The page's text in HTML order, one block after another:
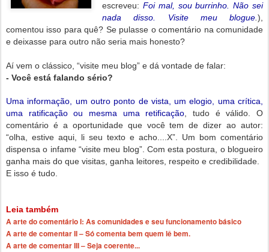
escreveu: Foi mal, sou burrinho. Não sei
nada disso. Visite meu blogue ),
comentou isso para quê? Se pulasse o comentário na comunidade
e deixasse para outro não seria mais honesto?
Aí vem o clássico, “visite meu blog” e dá vontade de falar:
- Você está falando sério?
Uma informação, um outro ponto de vista, um elogio, uma crítica,
uma ratificação ou mesma uma retificação , tudo é válido. O
comentário é a oportunidade que você tem de dizer ao autor:
“olha, estive aqui, li seu texto e acho....X”. Um bom comentário
dispensa o infame “visite meu blog”. Com esta postura, o blogueiro
ganha mais do que visitas, ganha leitores, respeito e credibilidade.
E isso é tudo.
Leia também
A arte do comentário I: As comunidades e seu funcionamento básico
A arte de comentar II – Só comenta bem quem lê bem.
A arte de comentar III – Seja coerente...